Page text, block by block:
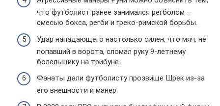
что футболист ранее занимался регболом –
смесью бокса, регби и греко-римской борьбы.
Удар нападающего настолько силен, что мяч, не
попавший в ворота, сломал руку 9-летнему
болельщику на трибуне.
Фанаты дали футболисту прозвище Шрек из-за
его внешности и манер.